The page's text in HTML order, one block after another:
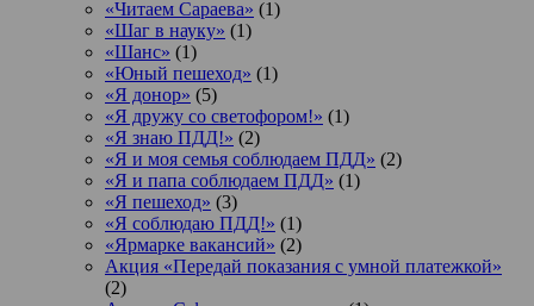
«Читаем Сараева» (1)
«Шаг в науку» (1)
«Шанс» (1)
«Юный пешеход» (1)
«Я донор» (5)
«Я дружу со светофором!» (1)
«Я знаю ПДД!» (2)
«Я и моя семья соблюдаем ПДД» (2)
«Я и папа соблюдаем ПДД» (1)
«Я пешеход» (3)
«Я соблюдаю ПДД!» (1)
«Ярмарке вакансий» (2)
Акция «Передай показания с умной платежкой»
(2)